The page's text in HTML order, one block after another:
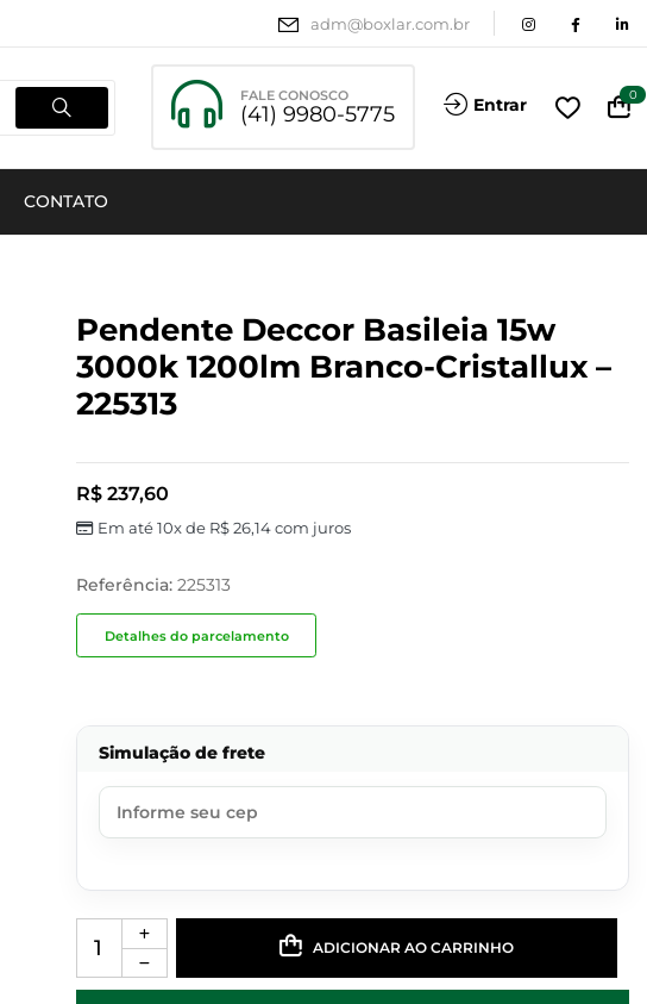
adm@boxlar.com.br
FALE CONOSCO
(41) 9980-5775 Entrar 0
CONTATO
Pendente Deccor Basileia 15w
3000k 1200lm Branco-Cristallux –
225313
R$237,60
Em até 10x de R$26,14com juros
Referência:225313
Detalhes do parcelamento
Simulação de frete
ADICIONAR AO CARRINHO